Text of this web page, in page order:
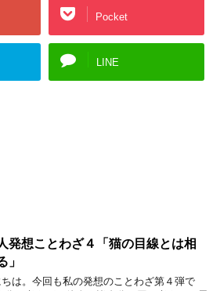
Pocket
LINE
発想ことわざ４「猫の目線とは相
」
は。今回も私の発想のことわざ第４弾で